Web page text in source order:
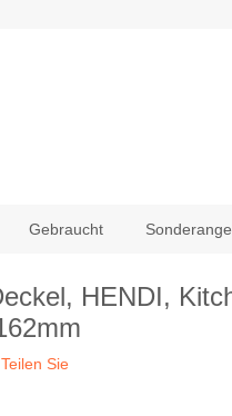
Gebraucht
HENDI,
Teilen Sie